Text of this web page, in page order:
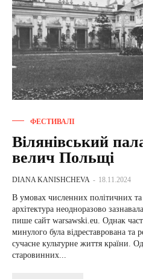
ФЕСТИВАЛІ
Вілянівський
велич Польщі
DIANA KANISHCHEVA - 18.11.2024
В умовах численних політичних та
архітектура неодноразово
пише сайт warsawski.eu. Однак
минулого була відреставрована та
сучасне культурне життя країни.
старовинних...